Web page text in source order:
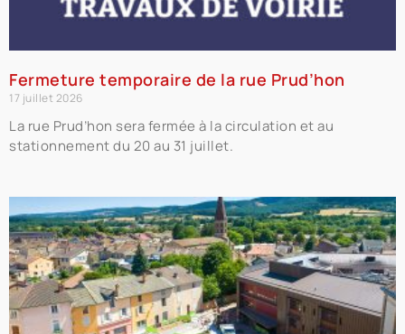
Fermeture temporaire de la rue Prud’hon
17 juillet 2026
La rue Prud’hon sera fermée à la circulation et au
stationnement du 20 au 31 juillet.